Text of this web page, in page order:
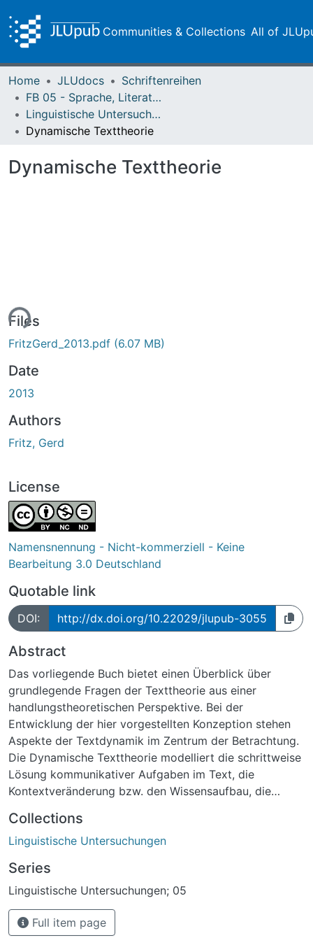
Communities & Collections All of
Home JLUdocs
Schriftenreihen
FB 05 - Sprache, Literatur, Kultur
Linguistische Untersuchungen
Dynamische Texttheorie
Dynamische Texttheorie
Files
FritzGerd_2013.pdf (6.07 MB)
Date
2013
Authors
Fritz, Gerd
License
Namensnennung - Nicht-kommerziell - Keine
Bearbeitung 3.0 Deutschland
Quotable link
DOI: http://dx.doi.org/10.22029/jlupub-3055
Abstract
Das vorliegende Buch bietet einen Überblick über
grundlegende Fragen der Texttheorie aus einer
handlungstheoretischen Perspektive. Bei der
Entwicklung der hier vorgestellten Konzeption stehen
Aspekte der Textdynamik im Zentrum der Betrachtung.
Die Dynamische Texttheorie modelliert die schrittweise
Lösung kommunikativer Aufgaben im Text, die
Kontextveränderung bzw. den Wissensaufbau, die
sowie die Dynamik der Themenbehandlung. Dabei
werden die Prinzipien und Verfahren der
Textproduzenten und Textrezipienten nutzen, um Texte
herzustellen und zu verstehen. Die Strukturen der
entstehenden Texte sind das Produkt der Anwendung
dieser Verfahren.
Collections
Linguistische Untersuchungen
Series
Linguistische Untersuchungen; 05
Full item page